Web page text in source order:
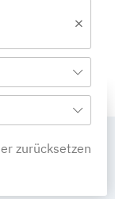
zurücksetzen